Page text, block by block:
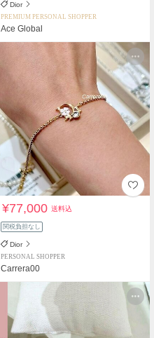
Dior
PREMIUM PERSONAL SHOPPER
Ace Global
¥77,000送料込
関税負担なし
Dior
PERSONAL SHOPPER
Carrera00